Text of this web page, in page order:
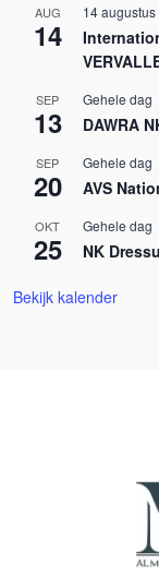
AUG
14
14 augustus
SEP
13
Gehele dag
DAWRA
SEP
20
Gehele dag
AVS
OKT
25
Gehele dag
NK
Bekijk kalender